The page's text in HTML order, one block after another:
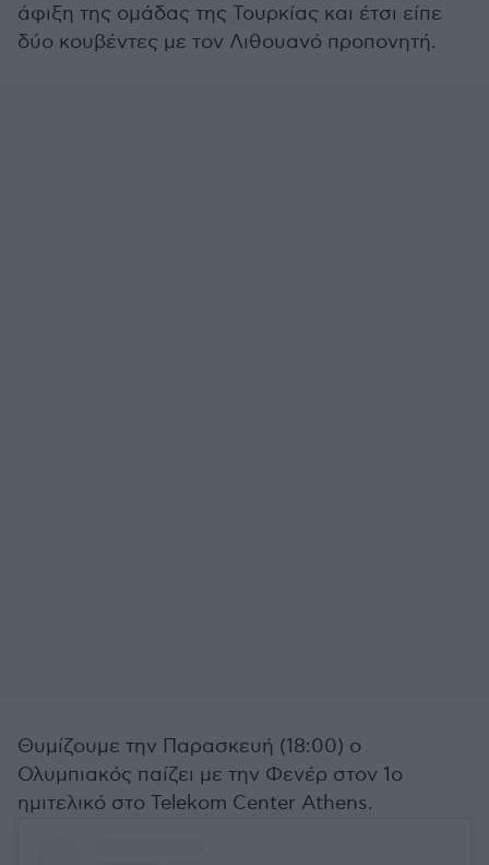
άφιξη της ομάδας της Τουρκίας και έτσι είπε
δύο κουβέντες με τον Λιθουανό προπονητή.
Θυμίζουμε την Παρασκευή (18:00) ο
Ολυμπιακός παίζει με την Φενέρ στον 1ο
ημιτελικό στο Telekom Center Athens.